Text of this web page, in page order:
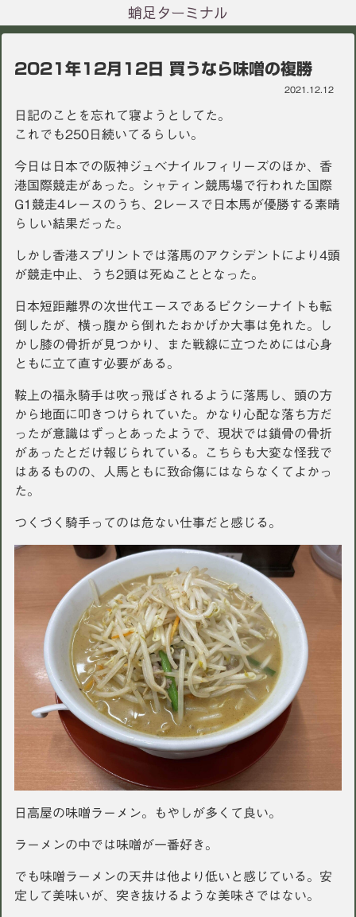
蛸足ターミナル
2021年12月12日 買うなら味噌の複勝
2021.12.12
日記のことを忘れて寝ようとしてた。
これでも250日続いてるらしい。
今日は日本での阪神ジュベナイルフィリーズのほか、香
港国際競走があった。シャティン競馬場で行われた国際
G1競走4レースのうち、2レースで日本馬が優勝する素晴
らしい結果だった。
しかし香港スプリントでは落馬のアクシデントにより4頭
が競走中止、うち2頭は死ぬこととなった。
日本短距離界の次世代エースであるピクシーナイトも転
倒したが、横っ腹から倒れたおかげか大事は免れた。し
かし膝の骨折が見つかり、また戦線に立つためには心身
ともに立て直す必要がある。
鞍上の福永騎手は吹っ飛ばされるように落馬し、頭の方
から地面に叩きつけられていた。かなり心配な落ち方だ
ったが意識はずっとあったようで、現状では鎖骨の骨折
があったとだけ報じられている。こちらも大変な怪我で
はあるものの、人馬ともに致命傷にはならなくてよかっ
た。
つくづく騎手ってのは危ない仕事だと感じる。
日高屋の味噌ラーメン。もやしが多くて良い。
ラーメンの中では味噌が一番好き。
でも味噌ラーメンの天井は他より低いと感じている。安
定して美味いが、突き抜けるような美味さではない。